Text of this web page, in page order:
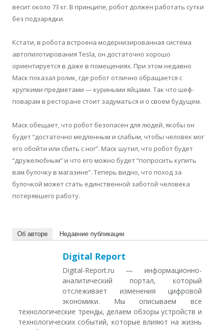
весит около 73 кг. В принципе, робот должен работать сутки
без подзарядки.
Кстати, в робота встроена модернизированная система
автопилотирования Tesla, он достаточно хорошо
ориентируется в даже в помещениях. При этом недавно
Маск показал ролик, где робот отлично обращается с
хрупкими предметами — куриными яйцами. Так что шеф-
поварам в ресторане стоит задуматься и о своем будущем.
Маск обещает, что робот безопасен для людей, якобы он
будет “достаточно медленным и слабым, чтобы человек мог
его обойти или сбить с ног”. Маск шутил, что робот будет
“дружелюбным” и что его можно будет “попросить купить
вам булочку в магазине”. Теперь видно, что поход за
булочкой может стать единственной заботой человека
потерявшего работу.
Об авторе Недавние публикации
Digital Report
Digital-Report.ru — информационно-
аналитический портал, который
отслеживает изменения цифровой
экономики. Мы описываем все
технологические тренды, делаем обзоры устройств и
технологических событий, которые влияют на жизнь